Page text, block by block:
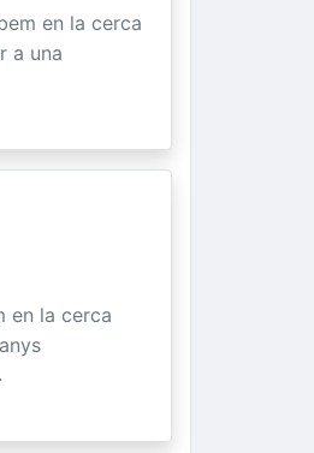
en la cerca
a una
en la cerca